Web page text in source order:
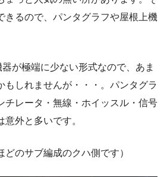
きるので、パンタグラフや屋根上機
が極端に少ない形式なので、あま
もしれませんが・・・。パンタグラ
チレータ・無線・ホイッスル・信号
外と多いです。
どのサブ編成のクハ側です）